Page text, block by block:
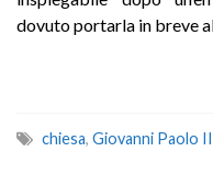
dovuto portarla in breve
chiesa, Giovanni Paolo II